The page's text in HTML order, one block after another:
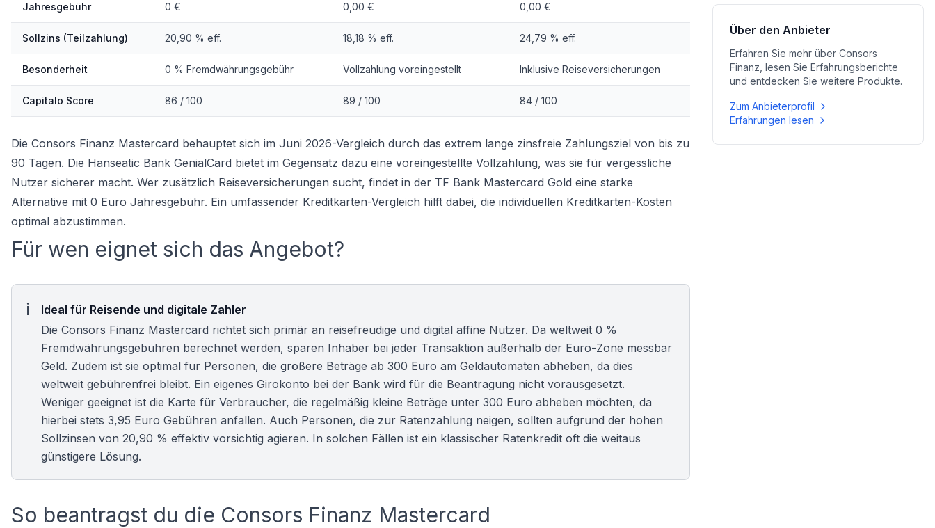
Jahresgebühr 0 € 0,00 € 0,00 €
Sollzins (Teilzahlung) 20,90 % eff. 18,18 % eff. 24,79 % eff.
Besonderheit 0 % Fremdwährungsgebühr Vollzahlung voreingestellt Inklusive Reiseversicherungen
Capitalo Score 86 / 100 89 / 100 84 / 100
Die Consors Finanz Mastercard behauptet sich im Juni 2026-Vergleich durch das extrem lange zinsfreie Zahlungsziel von bis zu
90 Tagen. Die Hanseatic Bank GenialCard bietet im Gegensatz dazu eine voreingestellte Vollzahlung, was sie für vergessliche
Nutzer sicherer macht. Wer zusätzlich Reiseversicherungen sucht, findet in der TF Bank Mastercard Gold eine starke
Alternative mit 0 Euro Jahresgebühr. Ein umfassender Kreditkarten-Vergleich hilft dabei, die individuellen Kreditkarten-Kosten
optimal abzustimmen.
Für wen eignet sich das Angebot?
Ideal für Reisende und digitale Zahler
Die Consors Finanz Mastercard richtet sich primär an reisefreudige und digital affine Nutzer. Da weltweit 0 %
Fremdwährungsgebühren berechnet werden, sparen Inhaber bei jeder Transaktion außerhalb der Euro-Zone messbar
Geld. Zudem ist sie optimal für Personen, die größere Beträge ab 300 Euro am Geldautomaten abheben, da dies
weltweit gebührenfrei bleibt. Ein eigenes Girokonto bei der Bank wird für die Beantragung nicht vorausgesetzt.
Weniger geeignet ist die Karte für Verbraucher, die regelmäßig kleine Beträge unter 300 Euro abheben möchten, da
hierbei stets 3,95 Euro Gebühren anfallen. Auch Personen, die zur Ratenzahlung neigen, sollten aufgrund der hohen
Sollzinsen von 20,90 % effektiv vorsichtig agieren. In solchen Fällen ist ein klassischer Ratenkredit oft die weitaus
günstigere Lösung.
So beantragst du die Consors Finanz Mastercard
Über den Anbieter
Erfahren Sie mehr über Consors
Finanz , lesen Sie Erfahrungsberichte
und entdecken Sie weitere Produkte.
Zum Anbieterprofil
Erfahrungen lesen